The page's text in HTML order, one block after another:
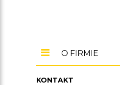
KONTAKT
O FIRMIE